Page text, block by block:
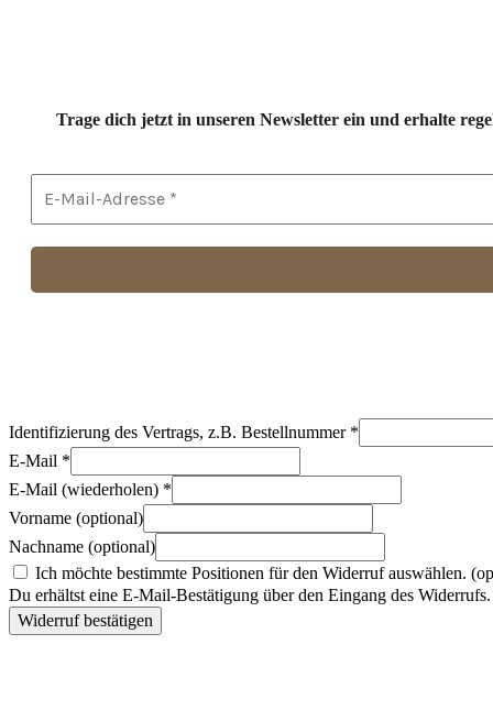
Trage dich jetzt in unseren Newsletter ein und erhalte
Identifizierung des Vertrags, z.B. Bestellnummer *
E-Mail *
E-Mail (wiederholen) *
Vorname (optional)
Nachname (optional)
Ich möchte bestimmte Positionen für den Widerruf auswählen.
Du erhältst eine E-Mail-Bestätigung über den Eingang des
Widerruf bestätigen